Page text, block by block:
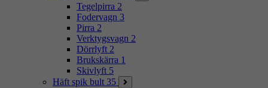
Tegelpirra 2
Fodervagn 3
Pirra 2
Verktygsvagn 2
Dörrlyft 2
Brukskärra 1
Skivlyft 5
Häft spik bult 35